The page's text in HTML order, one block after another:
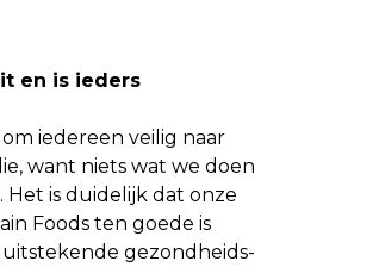
en is ieders
iedereen veilig naar
want niets wat we doen
is duidelijk dat onze
Foods ten goede is
gezondheids-